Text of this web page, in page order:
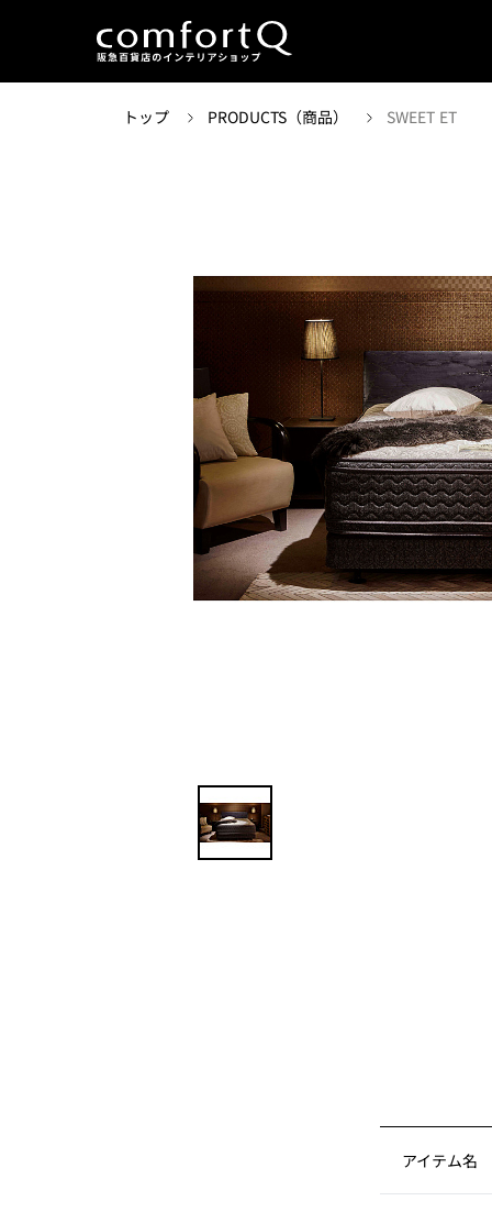
トップ PRODUCTS（商品） SWEET ET
アイテム名